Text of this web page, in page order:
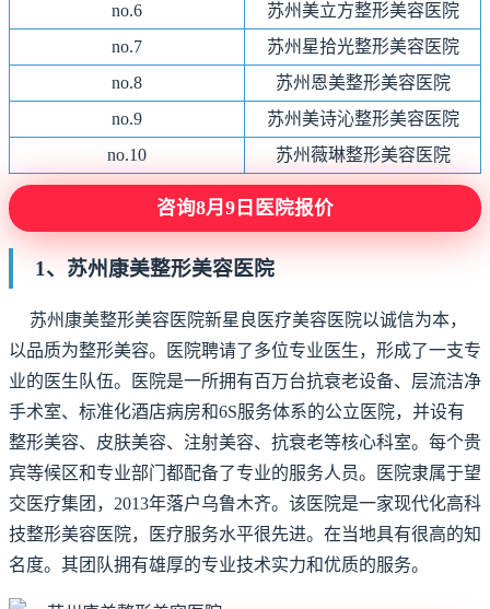
no.6
苏州美立方整形美容医院
no.7
苏州星拾光整形美容医院
no.8
苏州恩美整形美容医院
no.9
苏州美诗沁整形美容医院
no.10
苏州薇琳整形美容医院
咨询8月9日医院报价
1、苏州康美整形美容医院
苏州康美整形美容医院新星良医疗美容医院以诚信为本，
以品质为整形美容。医院聘请了多位专业医生，形成了一支专
业的医生队伍。医院是一所拥有百万台抗衰老设备、层流洁净
手术室、标准化酒店病房和6S服务体系的公立医院，并设有
整形美容、皮肤美容、注射美容、抗衰老等核心科室。每个贵
宾等候区和专业部门都配备了专业的服务人员。医院隶属于望
交医疗集团，2013年落户乌鲁木齐。该医院是一家现代化高科
技整形美容医院，医疗服务水平很先进。在当地具有很高的知
名度。其团队拥有雄厚的专业技术实力和优质的服务。